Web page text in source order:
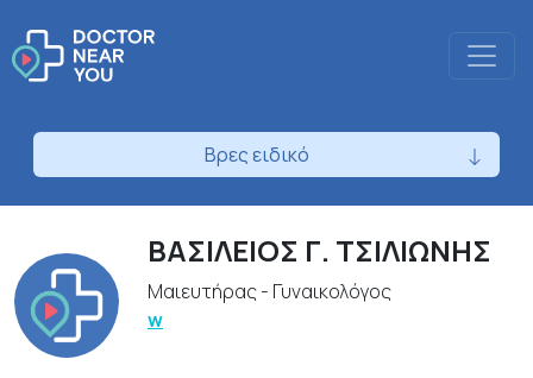
Βρες ειδικό
ΒΑΣΙΛΕΙΟΣ Γ. ΤΣΙΛΙΩΝΗΣ
Μαιευτήρας - Γυναικολόγος
w